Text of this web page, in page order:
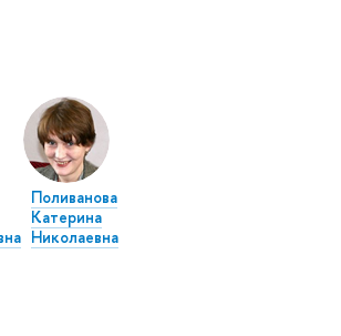
Поливанова
Катерина
Николаевна